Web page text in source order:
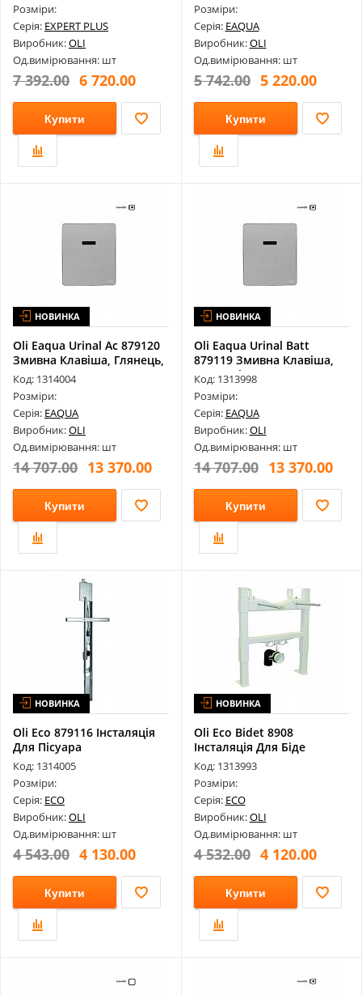
Розміри:
Серія: EXPERT PLUS
Виробник:OLI
Од.вимірювання: шт
7 392.00 6 720.00
Купити
Розміри:
Серія: EAQUA
Виробник:OLI
Од.вимірювання: шт
5 742.00 5 220.00
Купити
НОВИНКА
Oli Eaqua Urinal Ac 879120
Змивна Клавіша, Глянець,
...
Код: 1314004
Розміри:
Серія: EAQUA
Виробник:OLI
Од.вимірювання: шт
14 707.00 13 370.00
Купити
НОВИНКА
Oli Eaqua Urinal Batt
879119 Змивна Клавіша,
Нержаві...
Код: 1313998
Розміри:
Серія: EAQUA
Виробник:OLI
Од.вимірювання: шт
14 707.00 13 370.00
Купити
НОВИНКА
Oli Eco 879116 Інсталяція
Для Пісуара
Код: 1314005
Розміри:
Серія: ECO
Виробник:OLI
Од.вимірювання: шт
4 543.00 4 130.00
Купити
НОВИНКА
Oli Eco Bidet 8908
Інсталяція Для Біде
Код: 1313993
Розміри:
Серія: ECO
Виробник:OLI
Од.вимірювання: шт
4 532.00 4 120.00
Купити